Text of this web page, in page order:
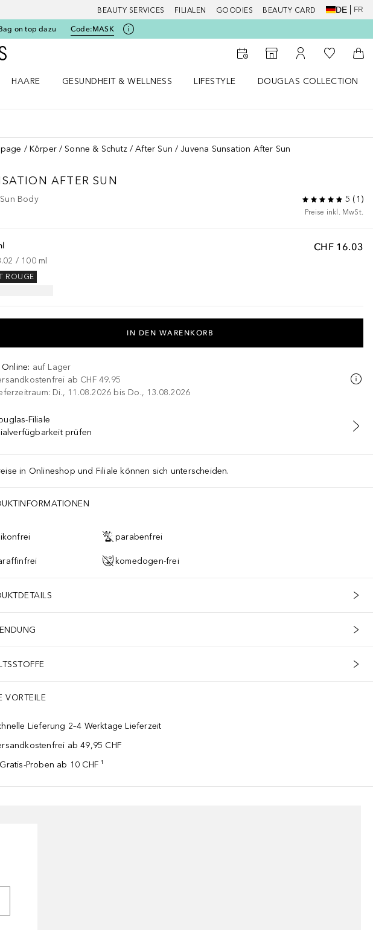
BEAUTY SERVICES FILIALEN GOODIES BEAUTY CARD DE FR
on top dazu Code:MASK
Zur Douglas Startseite
Zum Storefinder
Zu Meinem
Zu Meiner
HAARE
GESUNDHEIT & WELLNESS
LIFESTYLE
DOUGLAS COLLECTION
Körper Sonne & Schutz After Sun Juvena Sunsation After Sun
AFTER SUN
Body 5 ( 1 )
Preise inkl. MwSt.
CHF 16.03
/ 100 ml
ROUGE
IN DEN WARENKORB
Online: auf Lager
ab CHF 49.95
Di., 11.08.2026 bis Do., 13.08.2026
Filiale
prüfen
in Onlineshop und Filiale können sich unterscheiden.
parabenfrei
komedogen-frei
VORTEILE
Lieferung 2–4 Werktage Lieferzeit
ab 49,95 CHF
Proben ab 10 CHF ¹